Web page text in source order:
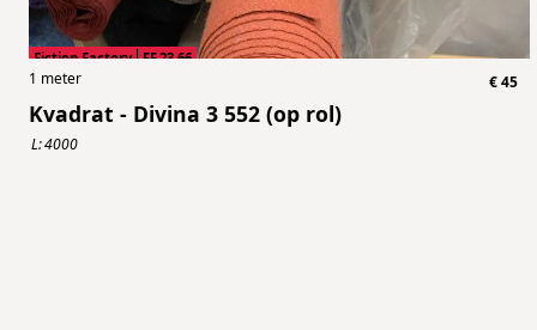
Fiction Factory FF.23.66
1 meter €45
Kvadrat - Divina 3 552 (op rol)
L:4000